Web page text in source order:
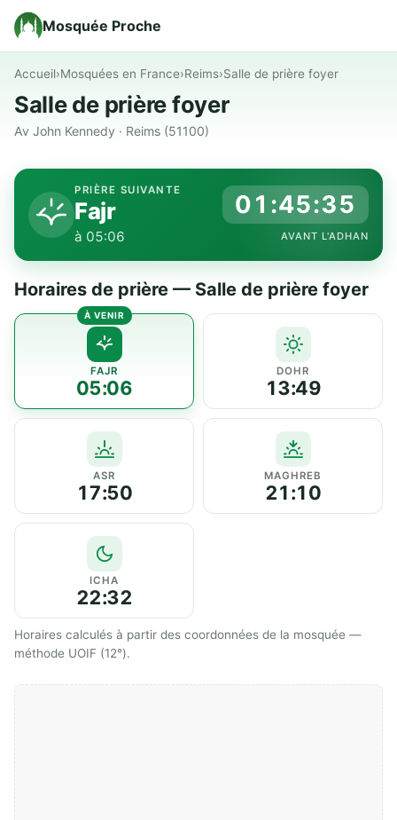
Mosquée Proche
Accueil›Mosquées en France›Reims›Salle de prière foyer
Salle de prière foyer
Av John Kennedy · Reims (51100)
PRIÈRE SUIVANTE
Fajr
à 05:06
01:45:35
AVANT L'ADHAN
Horaires de prière — Salle de prière foyer
FAJR
05:06
DOHR
13:49
ASR
17:50
MAGHREB
21:10
ICHA
22:32
Horaires calculés à partir des coordonnées de la mosquée —
méthode UOIF (12°).